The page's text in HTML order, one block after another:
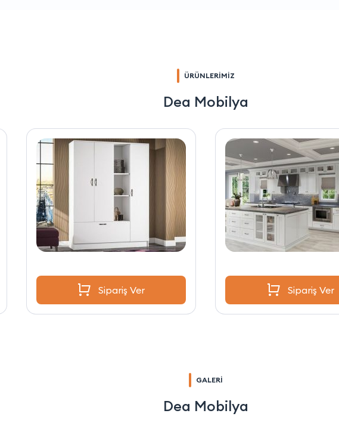
ÜRÜNLERİMİZ
Dea Mobilya
Sipariş Ver Sipariş Ver
GALERİ
Dea Mobilya